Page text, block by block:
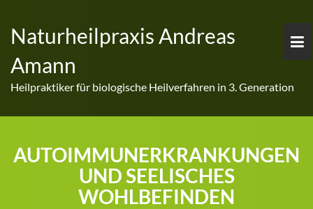
content
Naturheilpraxis Andreas
Amann
Heilpraktiker für biologische Heilverfahren in 3. Generation
AUTOIMMUNERKRANKUNGEN
UND SEELISCHES
WOHLBEFINDEN